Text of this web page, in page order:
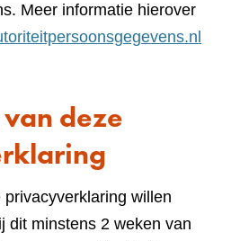
Meer informatie hierover
deze
willen
dit minstens 2 weken van